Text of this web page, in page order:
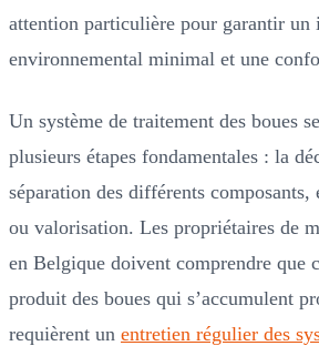
attention particulière pour garantir un
environnemental minimal et une
Un système de traitement des boues
plusieurs étapes fondamentales : la
séparation des différents
ou valorisation. Les propriétaires de
en Belgique doivent comprendre que
produit des boues qui s’accumulent
requièrent un entretien régulier des